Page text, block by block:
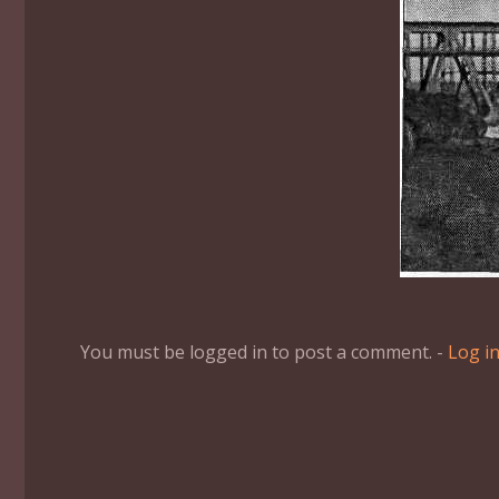
You must be logged in to post a comment. - Log in